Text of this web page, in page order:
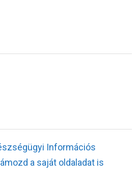
Információs
a saját oldaladat is